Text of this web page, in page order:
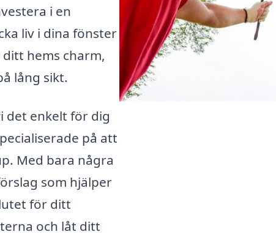
i en
liv i dina fönster
hems charm,
lång sikt.
det enkelt för dig
på att
Med bara några
som hjälper
för ditt
och låt ditt